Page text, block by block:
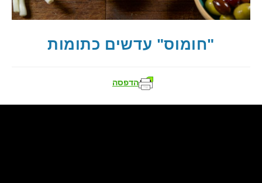
"חומוס" עדשים כתומות
הדפסה